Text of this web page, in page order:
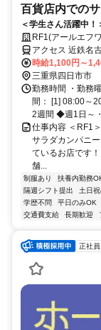
百貨店内での
＜学生さん活躍中
◎初バイトもサポー
RF1(アールエフ
アクセス 近鉄名
鉄四日市西口徒
日市徒歩約3分
時給1,100円～
三重県四日市市
勤務時間 ・勤務
間： [1] 08:00～
2週間 ◆週1日～
仕事内容 ＜RF1
サラダカンパニ
ているお店です
舗...
制服あり 扶養内勤務
隔週シフト提出
土日
学歴不問
平日のみOK
交通費支給
長期歓迎
正社員